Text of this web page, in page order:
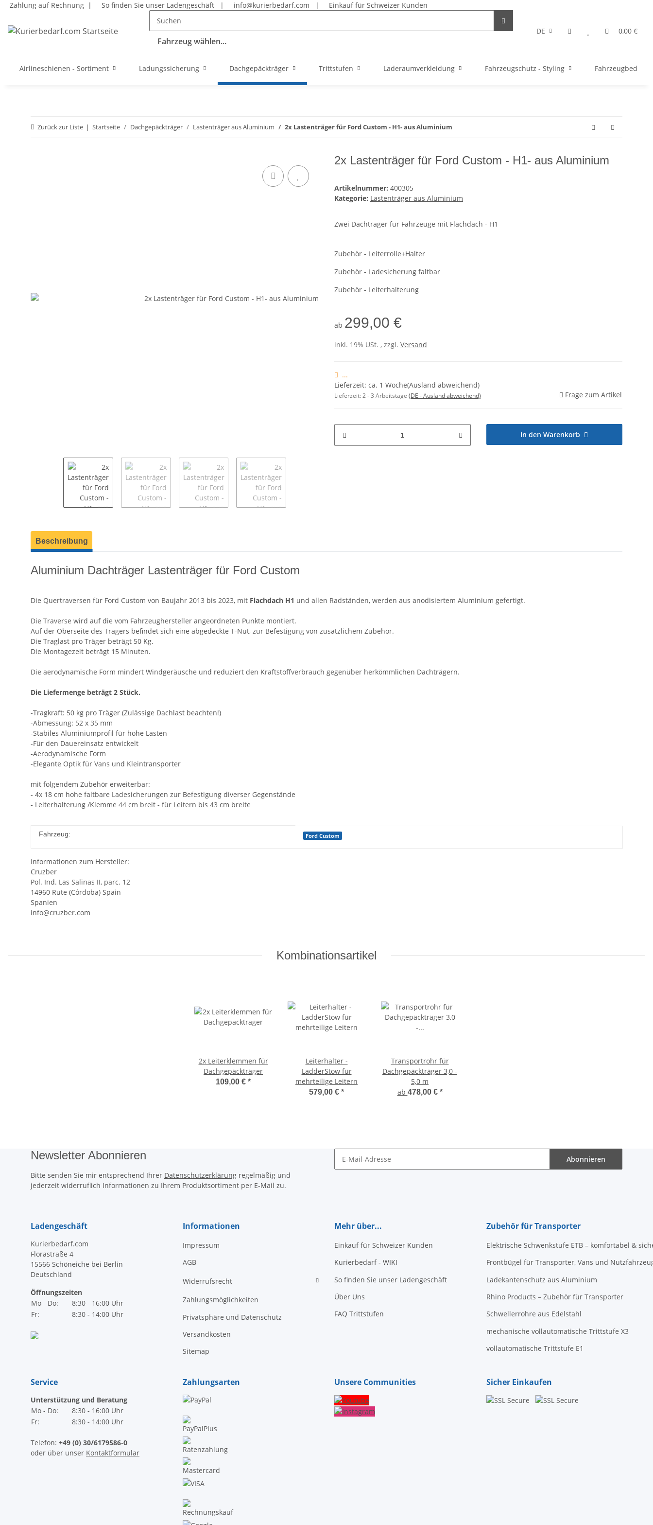
Zahlung auf Rechnung | So finden Sie unser Ladengeschäft | info@kurierbedarf.com | Einkauf für Schweizer Kunden
Fahrzeug wählen...
DE 0,00 €
Airlineschienen - Sortiment Ladungssicherung Dachgepäckträger Trittstufen Laderaumverkleidung Fahrzeugschutz - Styling Fahrzeugbedarf
Zurück zur Liste Startseite Dachgepäckträger Lastenträger aus Aluminium 2x Lastenträger für Ford Custom - H1- aus Aluminium
2x Lastenträger für Ford Custom - H1- aus Aluminium
Artikelnummer: 400305
Kategorie: Lastenträger aus Aluminium
Zwei Dachträger für Fahrzeuge mit Flachdach - H1
Zubehör - Leiterrolle+Halter
Zubehör - Ladesicherung faltbar
Zubehör - Leiterhalterung
ab 299,00 €
inkl. 19% USt. , zzgl. Versand
...
Lieferzeit: ca. 1 Woche(Ausland abweichend)
Lieferzeit:2 - 3 Arbeitstage (DE - Ausland abweichend) Frage zum Artikel
In den Warenkorb
weitere Registerkarten anzeigen
Beschreibung
Aluminium Dachträger Lastenträger für Ford Custom
Die Quertraversen für Ford Custom von Baujahr 2013 bis 2023, mit Flachdach H1 und allen Radständen, werden aus anodisiertem Aluminium gefertigt.
Die Traverse wird auf die vom Fahrzeughersteller angeordneten Punkte montiert.
Auf der Oberseite des Trägers befindet sich eine abgedeckte T-Nut, zur Befestigung von zusätzlichem Zubehör.
Die Traglast pro Träger beträgt 50 Kg.
Die Montagezeit beträgt 15 Minuten.
Die aerodynamische Form mindert Windgeräusche und reduziert den Kraftstoffverbrauch gegenüber herkömmlichen Dachträgern.
Die Liefermenge beträgt 2 Stück.
-Tragkraft: 50 kg pro Träger (Zulässige Dachlast beachten!)
-Abmessung: 52 x 35 mm
-Stabiles Aluminiumprofil für hohe Lasten
-Für den Dauereinsatz entwickelt
-Aerodynamische Form
-Elegante Optik für Vans und Kleintransporter
mit folgendem Zubehör erweiterbar:
- 4x 18 cm hohe faltbare Ladesicherungen zur Befestigung diverser Gegenstände
- Leiterhalterung /Klemme 44 cm breit - für Leitern bis 43 cm breite
Produkteigenschaft
Wert
Fahrzeug: Ford Custom
Informationen zum Hersteller:
Cruzber
Pol. Ind. Las Salinas II, parc. 12
14960 Rute (Córdoba) Spain
Spanien
info@cruzber.com
Kombinationsartikel
2x Leiterklemmen für
Dachgepäckträger
109,00 € *
Leiterhalter -
LadderStow für
mehrteilige Leitern
579,00 € *
Transportrohr für
Dachgepäckträger 3,0 -
5,0 m
ab 478,00 € *
Newsletter Abonnieren
Bitte senden Sie mir entsprechend Ihrer Datenschutzerklärung regelmäßig und
jederzeit widerruflich Informationen zu Ihrem Produktsortiment per E-Mail zu.
Abonnieren
Ladengeschäft
Kurierbedarf.com
Florastraße 4
15566 Schöneiche bei Berlin
Deutschland
Öffnungszeiten
Mo - Do:
8:30 - 16:00 Uhr
Fr:
8:30 - 14:00 Uhr
Informationen
Impressum
AGB
Widerrufsrecht
Zahlungsmöglichkeiten
Privatsphäre und Datenschutz
Versandkosten
Sitemap
Mehr über...
Einkauf für Schweizer Kunden
Kurierbedarf - WIKI
So finden Sie unser Ladengeschäft
Über Uns
FAQ Trittstufen
Zubehör für Transporter
Elektrische Schwenkstufe ETB – komfortabel &
Frontbügel für Transporter, Vans und
Ladekantenschutz aus Aluminium
Rhino Products – Zubehör für Transporter
Schwellerrohre aus Edelstahl
mechanische vollautomatische Trittstufe X3
vollautomatische Trittstufe E1
Service
Unterstützung und Beratung
Mo - Do:
8:30 - 16:00 Uhr
Fr:
8:30 - 14:00 Uhr
Telefon: +49 (0) 30/6179586-0
oder über unser Kontaktformular
Zahlungsarten Unsere Communities Sicher Einkaufen